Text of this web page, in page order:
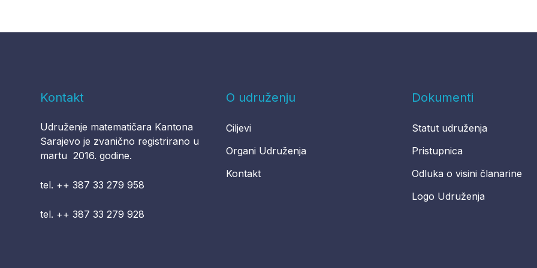
Kontakt
Udruženje matematičara Kantona
Sarajevo je zvanično registrirano u
martu 2016. godine.
tel. ++ 387 33 279 958
tel. ++ 387 33 279 928
O udruženju
Ciljevi
Organi Udruženja
Kontakt
Dokumenti
Statut udruženja
Pristupnica
Odluka o visini članarine
Logo Udruženja